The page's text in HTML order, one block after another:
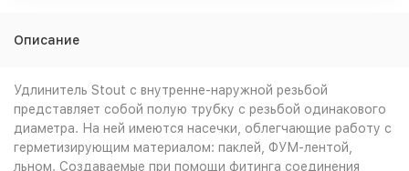
Описание
Удлинитель Stout с внутренне-наружной резьбой
представляет собой полую трубку с резьбой одинакового
диаметра. На ней имеются насечки, облегчающие работу с
герметизирующим материалом: паклей, ФУМ-лентой,
льном. Создаваемые при помощи фитинга соединения